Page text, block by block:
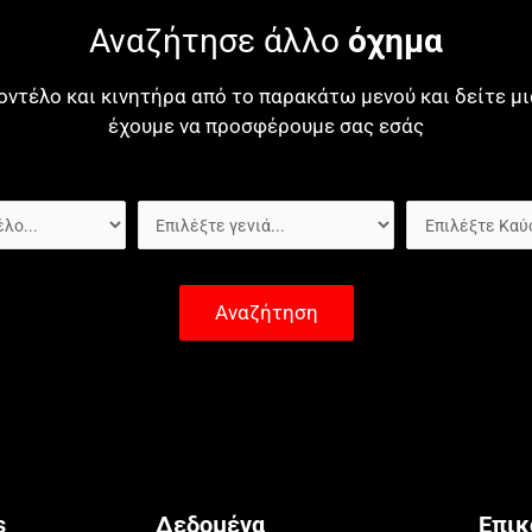
Αναζήτησε άλλο όχημα
και κινητήρα από το παρακάτω μενού και δείτε
έχουμε να προσφέρουμε σας εσάς
Αναζήτηση
Δεδομένα